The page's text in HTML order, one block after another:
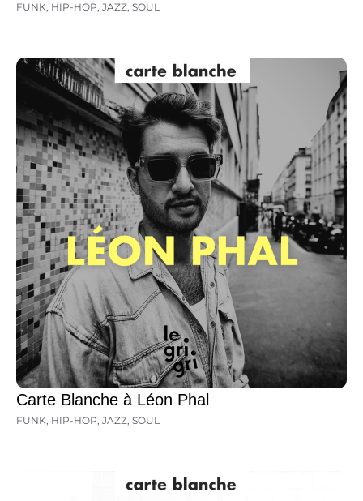
FUNK, HIP-HOP, JAZZ, SOUL
Carte Blanche à Léon Phal
FUNK, HIP-HOP, JAZZ, SOUL